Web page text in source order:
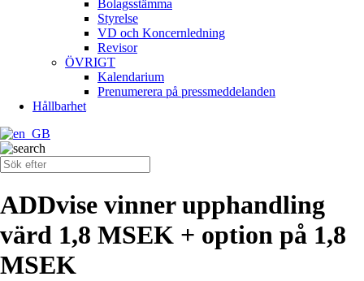
Bolagsstämma
Styrelse
VD och Koncernledning
Revisor
ÖVRIGT
Kalendarium
Prenumerera på pressmeddelanden
Hållbarhet
ADDvise vinner upphandling
värd 1,8 MSEK + option på 1,8
MSEK